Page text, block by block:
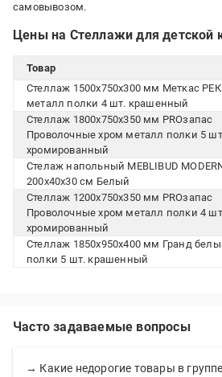
самовывозом.
Цены на Стеллажи для детской
Товар
Стеллаж 1500x750x300 мм Меткас
металл полки 4 шт. крашенный
Стеллаж 1800x750x350 мм PROзапас
Проволочные хром металл полки 5
хромированный
Стелаж напольный MEBLIBUD
200х40х30 см Белый
Стеллаж 1200x750x350 мм PROзапас
Проволочные хром металл полки 4
хромированный
Стеллаж 1850x950x400 мм Гранд
полки 5 шт. крашенный
Часто задаваемые вопросы
→ Какие недорогие товары в